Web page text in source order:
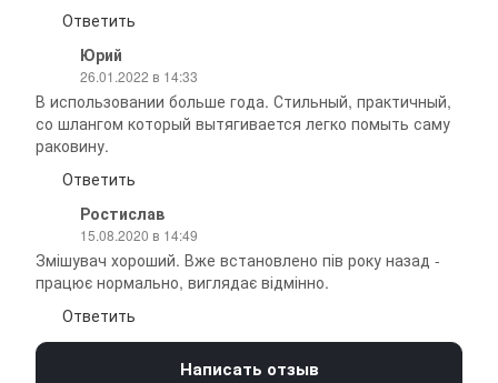
Ответить
Юрий
26.01.2022 в 14:33
В использовании больше года. Стильный, практичный,
со шлангом который вытягивается легко помыть саму
раковину.
Ответить
Ростислав
15.08.2020 в 14:49
Змішувач хороший. Вже встановлено пів року назад -
працює нормально, виглядає відмінно.
Ответить
Написать отзыв